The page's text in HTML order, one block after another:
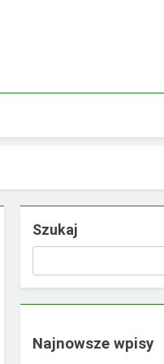
Szukaj
Najnowsze wpisy